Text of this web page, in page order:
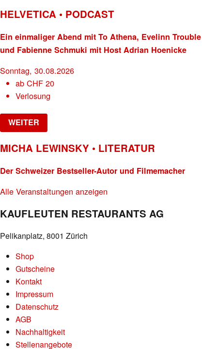
HELVETICA • PODCAST
Ein einmaliger Abend mit To Athena, Evelinn Trouble
und Fabienne Schmuki mit Host Adrian Hoenicke
Sonntag, 30.08.2026
abCHF 20
Verlosung
WEITER
MICHA LEWINSKY • LITERATUR
Der Schweizer Bestseller-Autor und Filmemacher
Alle Veranstaltungen anzeigen
KAUFLEUTEN RESTAURANTS AG
Pelikanplatz, 8001 Zürich
Shop
Gutscheine
Kontakt
Impressum
Datenschutz
AGB
Nachhaltigkeit
Stellenangebote